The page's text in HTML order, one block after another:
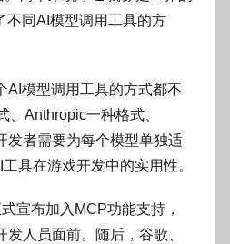
同AI模型调用工具的方
AI模型调用工具的方式都不
、Anthropic一种格式、
发者需要为每个模型单独适
具在游戏开发中的实用性。
宣布加入MCP功能支持，
人员面前。随后，谷歌、